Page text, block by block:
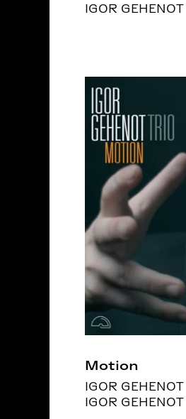
IGOR GEHENOT
Motion
IGOR
IGOR GEHENOT